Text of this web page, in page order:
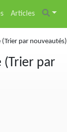
Articles
(Trier par nouveautés)
(Trier par